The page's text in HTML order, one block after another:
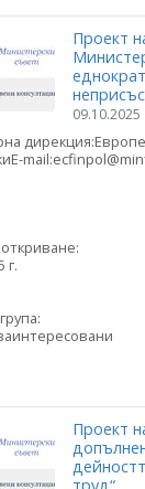
Проект
09.10.2025
г.
Проект